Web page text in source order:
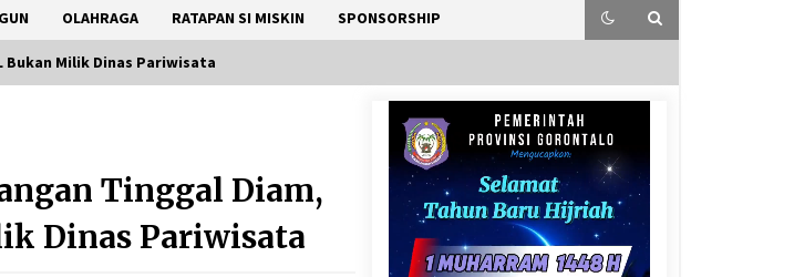
OLAHRAGA RATAPAN SI MISKIN SPONSORSHIP
Bukan Milik Dinas Pariwisata
Tinggal Diam,
Dinas Pariwisata